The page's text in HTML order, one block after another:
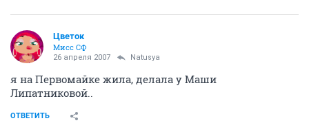
Цветок
Мисс СФ
26 апреля 2007 Natusya
я на Первомайке жила, делала у Маши
Липатниковой..
ОТВЕТИТЬ